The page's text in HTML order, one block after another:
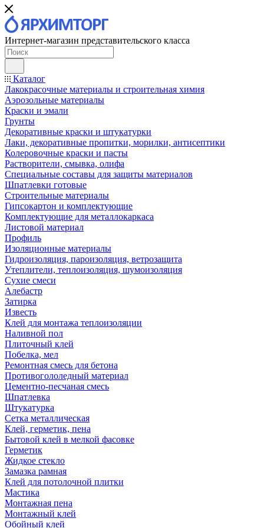
Интернет-магазин представительского класса
Каталог
Лакокрасочные материалы и строительная химия
Аэрозольные материалы
Краски и эмали
Грунты
Декоративные краски и штукатурки
Лаки, декоративные пропитки, морилки, антисептики
Колеровочные краски и пасты
Растворители, смывка, олифа
Специальные составы для защиты материалов
Шпатлевки готовые
Строительные материалы
Гипсокартон и комплектующие
Комплектующие для металлокаркаса
Листовой материал
Профиль
Изоляционные материалы
Гидроизоляция, пароизоляция, ветрозащита
Утеплители, теплоизоляция, шумоизоляция
Сухие смеси
Алебастр
Затирка
Известь
Клей для монтажа теплоизоляции
Наливной пол
Плиточный клей
Побелка, мел
Ремонтная смесь для бетона
Противогололедный материал
Цементно-песчаная смесь
Шпатлевка
Штукатурка
Сетка металлическая
Клей, герметик, пена
Бытовой клей в мелкой фасовке
Герметик
Жидкое стекло
Замазка рамная
Клей для потолочной плитки
Мастика
Монтажная пена
Монтажный клей
Обойный клей